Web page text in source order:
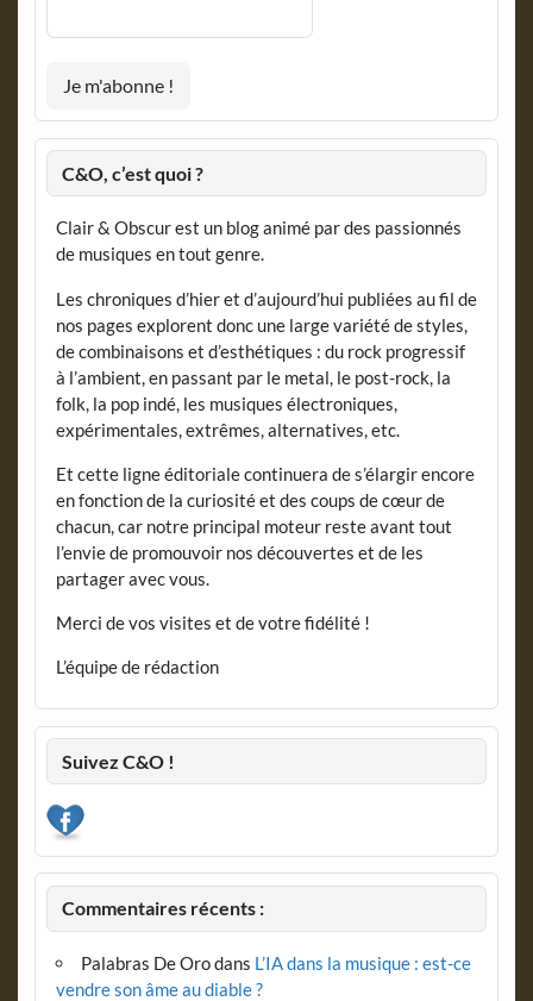
C&O, c’est quoi ?
Clair & Obscur est un blog animé par des passionnés
de musiques en tout genre.
Les chroniques d’hier et d’aujourd’hui publiées au fil de
nos pages explorent donc une large variété de styles,
de combinaisons et d’esthétiques : du rock progressif
à l’ambient, en passant par le metal, le post-rock, la
folk, la pop indé, les musiques électroniques,
expérimentales, extrêmes, alternatives, etc.
Et cette ligne éditoriale continuera de s’élargir encore
en fonction de la curiosité et des coups de cœur de
chacun, car notre principal moteur reste avant tout
l’envie de promouvoir nos découvertes et de les
partager avec vous.
Merci de vos visites et de votre fidélité !
L’équipe de rédaction
Suivez C&O !
Commentaires récents :
Palabras De Orodans L’IA dans la musique : est-ce
vendre son âme au diable ?